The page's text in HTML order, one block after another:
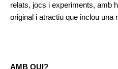
relats, jocs i experiments, amb
original i atractiu que inclou una
AMB QUI?